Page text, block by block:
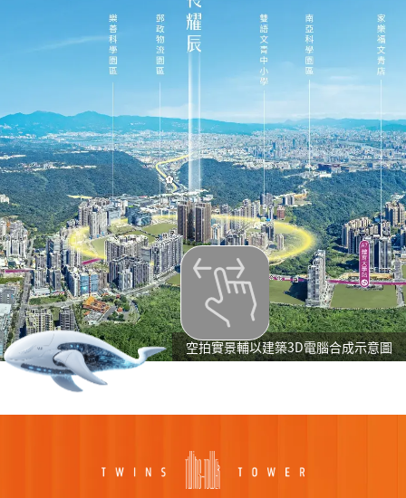
空拍實景輔以建築3D電腦合成示意圖